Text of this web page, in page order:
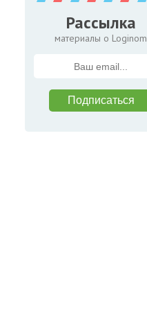
Рассылка
материалы о Loginom